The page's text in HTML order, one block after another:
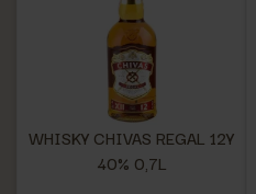
WHISKY CHIVAS REGAL 12Y
40% 0,7L